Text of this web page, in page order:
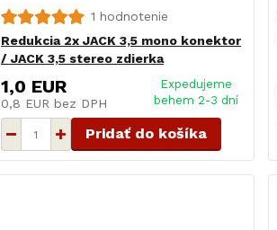
1 hodnotenie
Redukcia 2x JACK 3,5 mono konektor
/ JACK 3,5 stereo zdierka
1,0 EUR
0,8 EUR bez DPH
Expedujeme
behem 2-3 dní
Pridať do košíka